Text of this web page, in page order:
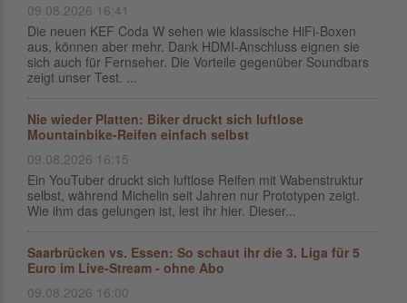
09.08.2026 16:41
Die neuen KEF Coda W sehen wie klassische HiFi-Boxen
aus, können aber mehr. Dank HDMI-Anschluss eignen sie
sich auch für Fernseher. Die Vorteile gegenüber Soundbars
zeigt unser Test. ...
Nie wieder Platten: Biker druckt sich luftlose
Mountainbike-Reifen einfach selbst
09.08.2026 16:15
Ein YouTuber druckt sich luftlose Reifen mit Wabenstruktur
selbst, während Michelin seit Jahren nur Prototypen zeigt.
Wie ihm das gelungen ist, lest ihr hier. Dieser...
Saarbrücken vs. Essen: So schaut ihr die 3. Liga für 5
Euro im Live-Stream - ohne Abo
09.08.2026 16:00